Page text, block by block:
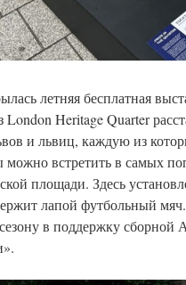
летняя бесплатная
Heritage Quarter
и львиц, каждую из
встретить в самых
площади. Здесь
лапой футбольный
в поддержку сборной